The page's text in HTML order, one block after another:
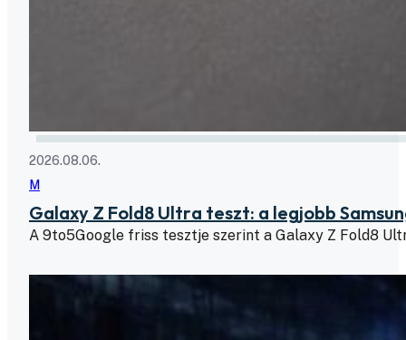
2026.08.06.
M
Galaxy Z Fold8 Ultra teszt: a legjobb
A 9to5Google friss tesztje szerint a Galaxy Z Fold8